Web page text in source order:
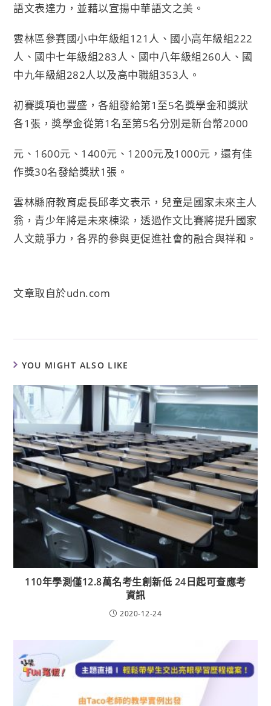
語文表達力，並藉以宣揚中華語文之美。
雲林區參賽國小中年級組121人、國小高年級組222
人、國中七年級組283人、國中八年級組260人、國
中九年級組282人以及高中職組353人。
初賽獎項也豐盛，各組發給第1至5名獎學金和獎狀
各1張，獎學金從第1名至第5名分別是新台幣2000
元、1600元、1400元、1200元及1000元，還有佳
作獎30名發給獎狀1張。
雲林縣府教育處長邱孝文表示，兒童是國家未來主人
翁，青少年將是未來棟梁，透過作文比賽將提升國家
人文競爭力，各界的參與更促進社會的融合與祥和。
文章取自於udn.com
YOU MIGHT ALSO LIKE
110年學測僅12.8萬名考生創新低 24日起可查應考
資訊
2020-12-24